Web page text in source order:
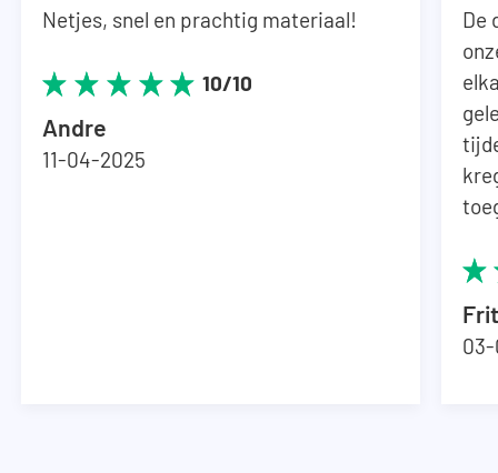
Netjes, snel en prachtig materiaal!
10/10
Andre
11-04-2025
De